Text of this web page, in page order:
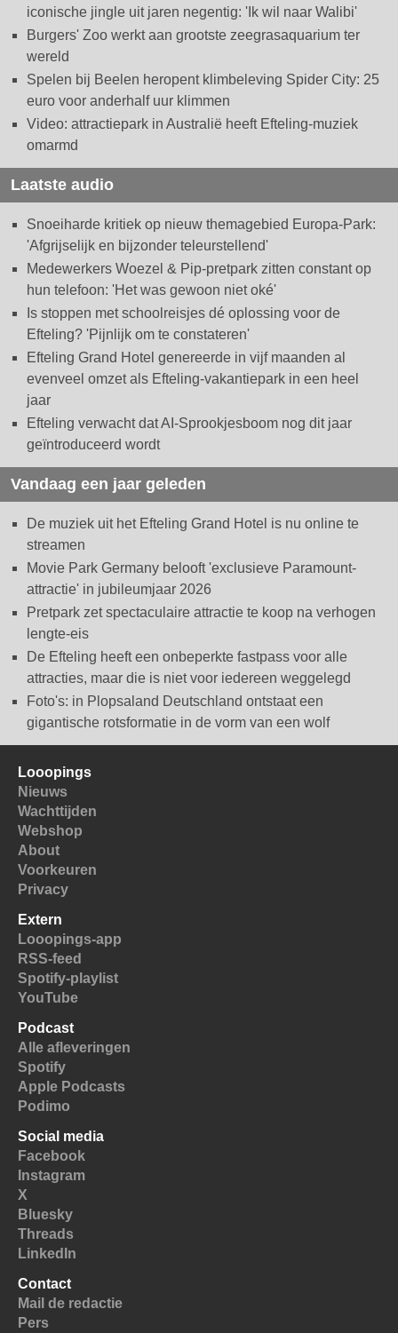
iconische jingle uit jaren negentig: 'Ik wil naar Walibi'
Burgers' Zoo werkt aan grootste zeegrasaquarium ter
wereld
Spelen bij Beelen heropent klimbeleving Spider City: 25
euro voor anderhalf uur klimmen
Video: attractiepark in Australië heeft Efteling-muziek
omarmd
Laatste audio
Snoeiharde kritiek op nieuw themagebied Europa-Park:
'Afgrijselijk en bijzonder teleurstellend'
Medewerkers Woezel & Pip-pretpark zitten constant op
hun telefoon: 'Het was gewoon niet oké'
Is stoppen met schoolreisjes dé oplossing voor de
Efteling? 'Pijnlijk om te constateren'
Efteling Grand Hotel genereerde in vijf maanden al
evenveel omzet als Efteling-vakantiepark in een heel
jaar
Efteling verwacht dat AI-Sprookjesboom nog dit jaar
geïntroduceerd wordt
Vandaag een jaar geleden
De muziek uit het Efteling Grand Hotel is nu online te
streamen
Movie Park Germany belooft 'exclusieve Paramount-
attractie' in jubileumjaar 2026
Pretpark zet spectaculaire attractie te koop na verhogen
lengte-eis
De Efteling heeft een onbeperkte fastpass voor alle
attracties, maar die is niet voor iedereen weggelegd
Foto's: in Plopsaland Deutschland ontstaat een
gigantische rotsformatie in de vorm van een wolf
Looopings
Nieuws
Wachttijden
Webshop
About
Voorkeuren
Privacy
Extern
Looopings-app
RSS-feed
Spotify-playlist
YouTube
Podcast
Alle afleveringen
Spotify
Apple Podcasts
Podimo
Social media
Facebook
Instagram
X
Bluesky
Threads
LinkedIn
Contact
Mail de redactie
Pers